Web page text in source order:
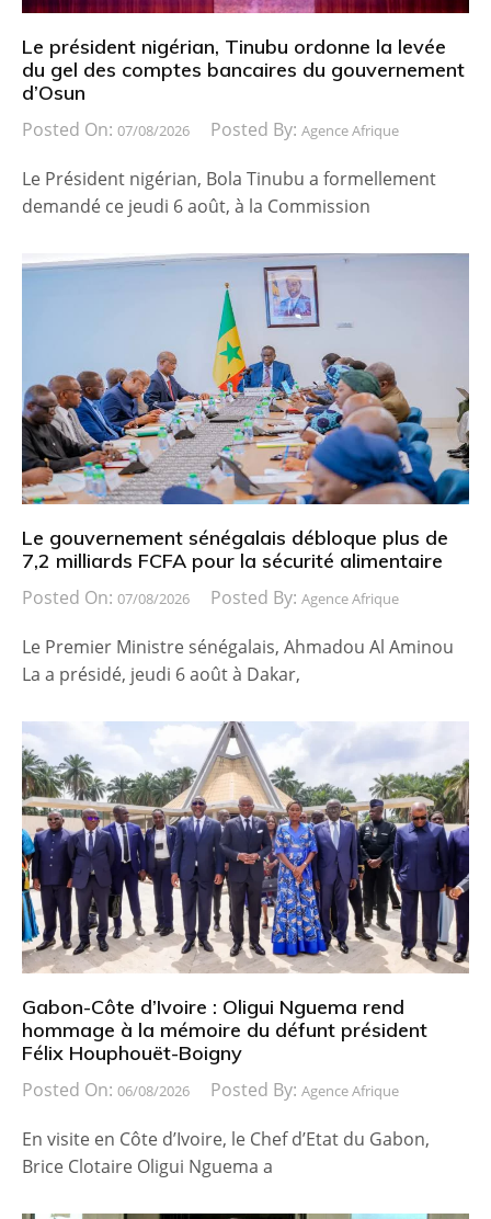
Le président nigérian, Tinubu ordonne la levée
du gel des comptes bancaires du gouvernement
d’Osun
Posted On: 07/08/2026 Posted By: Agence Afrique
Le Président nigérian, Bola Tinubu a formellement
demandé ce jeudi 6 août, à la Commission
Le gouvernement sénégalais débloque plus de
7,2 milliards FCFA pour la sécurité alimentaire
Posted On: 07/08/2026 Posted By: Agence Afrique
Le Premier Ministre sénégalais, Ahmadou Al Aminou
La a présidé, jeudi 6 août à Dakar,
Gabon-Côte d’Ivoire : Oligui Nguema rend
hommage à la mémoire du défunt président
Félix Houphouët-Boigny
Posted On: 06/08/2026 Posted By: Agence Afrique
En visite en Côte d’Ivoire, le Chef d’Etat du Gabon,
Brice Clotaire Oligui Nguema a